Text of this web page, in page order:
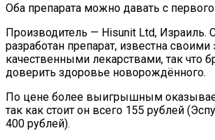
Оба препарата можно давать с
Производитель — Hisunit Ltd, Израиль.
разработан препарат, известна
качественными лекарствами, так что
доверить здоровье новорождённого.
По цене более выигрышным
так как стоит он всего 155 рублей
400 рублей).